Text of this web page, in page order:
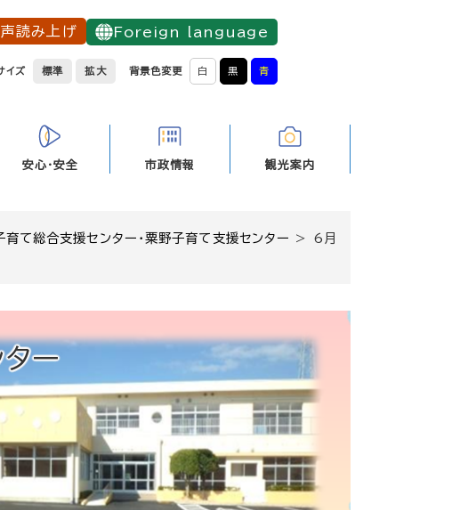
読み上げ Foreign language
イズ 標準 拡大 背景色変更 白 黒 青
安心・安全 市政情報 観光案内
育て総合支援センター・粟野子育て支援センター > 6月
ー